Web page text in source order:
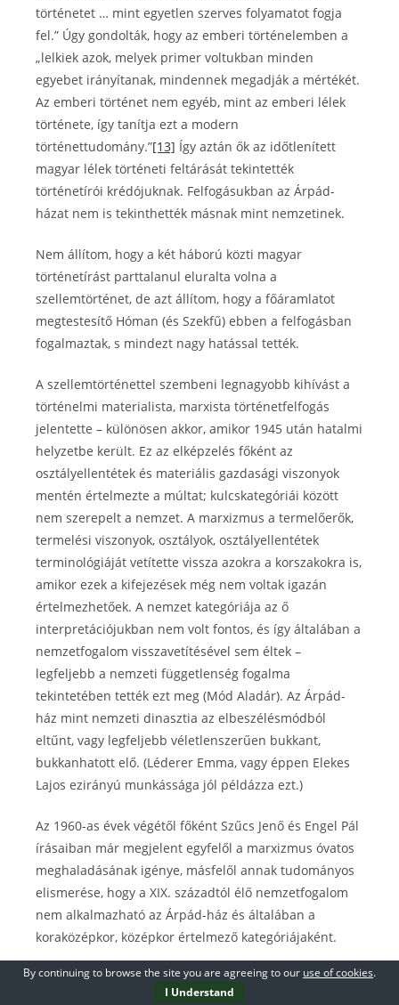
történetet … mint egyetlen szerves folyamatot fogja
fel.” Úgy gondolták, hogy az emberi történelemben a
„lelkiek azok, melyek primer voltukban minden
egyebet irányítanak, mindennek megadják a mértékét.
Az emberi történet nem egyéb, mint az emberi lélek
története, így tanítja ezt a modern
történettudomány.”[13] Így aztán ők az időtlenített
magyar lélek történeti feltárását tekintették
történetírói krédójuknak. Felfogásukban az Árpád-
házat nem is tekinthették másnak mint nemzetinek.
Nem állítom, hogy a két háború közti magyar
történetírást parttalanul eluralta volna a
szellemtörténet, de azt állítom, hogy a főáramlatot
megtestesítő Hóman (és Szekfű) ebben a felfogásban
fogalmaztak, s mindezt nagy hatással tették.
A szellemtörténettel szembeni legnagyobb kihívást a
történelmi materialista, marxista történetfelfogás
jelentette – különösen akkor, amikor 1945 után hatalmi
helyzetbe került. Ez az elképzelés főként az
osztályellentétek és materiális gazdasági viszonyok
mentén értelmezte a múltat; kulcskategóriái között
nem szerepelt a nemzet. A marxizmus a termelőerők,
termelési viszonyok, osztályok, osztályellentétek
terminológiáját vetítette vissza azokra a korszakokra is,
amikor ezek a kifejezések még nem voltak igazán
értelmezhetőek. A nemzet kategóriája az ő
interpretációjukban nem volt fontos, és így általában a
nemzetfogalom visszavetítésével sem éltek –
legfeljebb a nemzeti függetlenség fogalma
tekintetében tették ezt meg (Mód Aladár). Az Árpád-
ház mint nemzeti dinasztia az elbeszélésmódból
eltűnt, vagy legfeljebb véletlenszerűen bukkant,
bukkanhatott elő. (Léderer Emma, vagy éppen Elekes
Lajos ezirányú munkássága jól példázza ezt.)
Az 1960-as évek végétől főként Szűcs Jenő és Engel Pál
írásaiban már megjelent egyfelől a marxizmus óvatos
meghaladásának igénye, másfelől annak tudományos
elismerése, hogy a XIX. századtól élő nemzetfogalom
nem alkalmazható az Árpád-ház és általában a
koraközépkor, középkor értelmező kategóriájaként.
Nagyjából-egészében innentől kezdett egy olyan fajta
történeti nyelv kialakulni, amelynek eredményeként
By continuing to browse the site you are agreeing to our use of cookies.
I Understand